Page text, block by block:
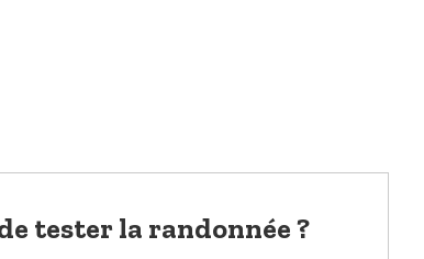
tester la randonnée ?